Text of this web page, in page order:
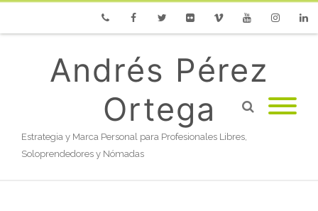
Andrés Pérez
Ortega
Estrategia y Marca Personal para Profesionales Libres,
Soloprendedores y Nómadas